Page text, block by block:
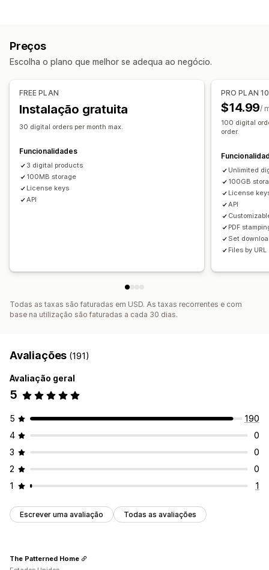
Gestão de transferências
Entrega de e-mail
Carregamento em lote
Página de agradecimento
Limites de transferências
Transferências ilimitadas
Marcas de água
Alojamento de ficheiros
Preços
Escolha o plano que melhor se adequa ao negócio.
FREE PLAN
Instalação gratuita
30 digital orders per month max.
Funcionalidades
3 digital products
100MB storage
License keys
API
PRO PLAN
$14.99/
100 digital
order.
Unlimited
100GB
License
API
PDF
Set
Files by URL
Todas as taxas são faturadas em USD. As taxas recorrentes e com
base na utilização são faturadas a cada 30 dias.
Avaliações (191)
Avaliação geral
5
5
190
4
0
3
0
2
0
1
1
Escrever uma avaliação Todas as avaliações
The Patterned Home